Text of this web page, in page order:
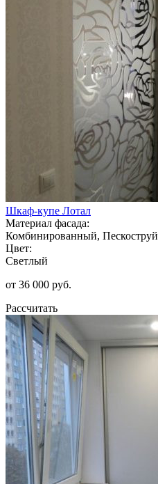
Шкаф-купе Лотал
Материал фасада:
Комбинированный, Пескоструй
Цвет:
Светлый
от 36 000 руб.
Рассчитать